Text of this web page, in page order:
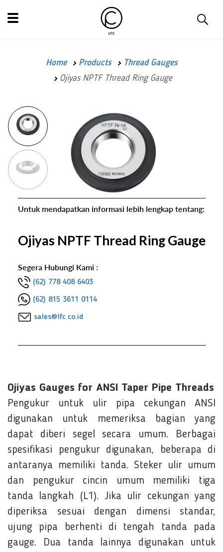
Home Products
Thread Gauges
Ojiyas NPTF Thread Ring Gauge
Untuk mendapatkan informasi lebih lengkap tentang:
Ojiyas NPTF Thread Ring Gauge
Segera Hubungi Kami :
(62) 778 408 6403
(62) 815 3611 0114
sales@lfc.co.id
Ojiyas Gauges for ANSI Taper Pipe Threads
Pengukur untuk ulir pipa cekungan ANSI
digunakan untuk memeriksa bagian yang
dapat diberi segel secara umum. Berbagai
spesifikasi pengukur digunakan, beberapa di
antaranya memiliki tanda. Steker ulir umum
dan pengukur cincin umum memiliki tiga
tanda langkah (L1). Jika ulir cekungan yang
diperiksa sesuai dengan dimensi standar,
ujung pipa berhenti di tengah tanda pada
gauge. Dua tanda lainnya digunakan untuk